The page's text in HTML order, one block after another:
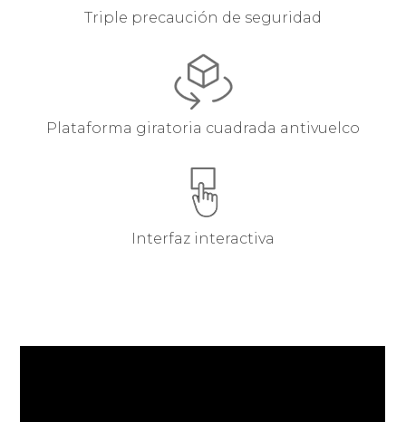
Triple precaución de seguridad
Plataforma giratoria cuadrada antivuelco
Interfaz interactiva